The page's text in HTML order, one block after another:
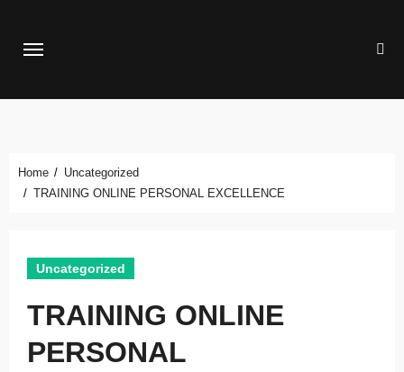
Home
Uncategorized
TRAINING ONLINE PERSONAL EXCELLENCE
Uncategorized
TRAINING ONLINE
PERSONAL